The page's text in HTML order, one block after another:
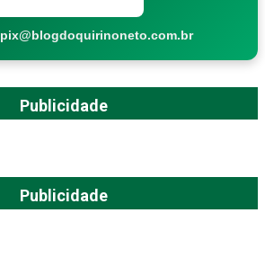
pix@blogdoquirinoneto.com.br
Publicidade
Publicidade